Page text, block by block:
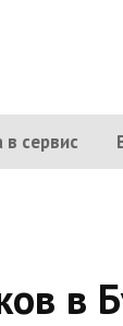
сервис
в